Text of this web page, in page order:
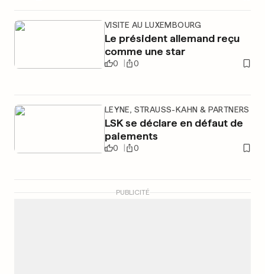
VISITE AU LUXEMBOURG
Le président allemand reçu
comme une star
0 0
LEYNE, STRAUSS-KAHN & PARTNERS
LSK se déclare en défaut de
paiements
0 0
PUBLICITÉ